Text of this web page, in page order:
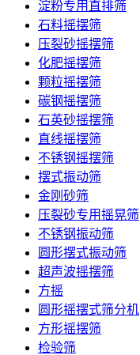
淀粉专用直排筛
石料摇摆筛
压裂砂摇摆筛
化肥摇摆筛
颗粒摇摆筛
碳钢摇摆筛
石英砂摇摆筛
直线摇摆筛
不锈钢摇摆筛
摆式振动筛
金刚砂筛
压裂砂专用摇晃筛
不锈钢振动筛
圆形摆式振动筛
超声波摇摆筛
方摇
圆形摇摆式筛分机
方形摇摆筛
检验筛